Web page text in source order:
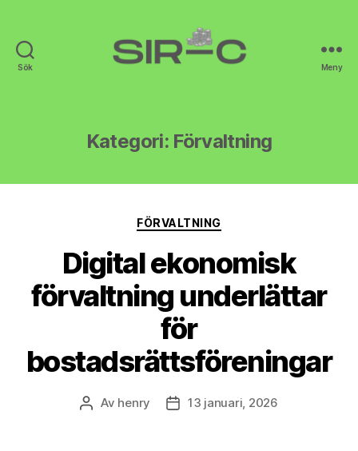
Sök Meny
Kategori: Förvaltning
Kategorier
FÖRVALTNING
Digital ekonomisk
förvaltning underlättar
för
bostadsrättsföreningar
Inläggsförfattare
Av henry Inläggsdatum
13 januari, 2026